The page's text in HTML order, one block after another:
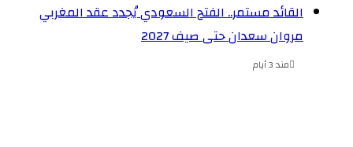
القائد مستمر.. الفتح السعودي يُجدد عقد المغربي
مروان سعدان حتى صيف 2027
مند 3 أيام